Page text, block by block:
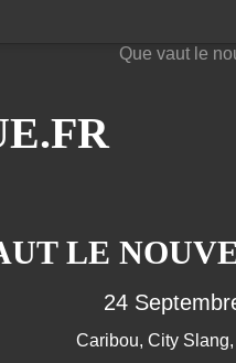
LE
24
Caribou, City Slang,